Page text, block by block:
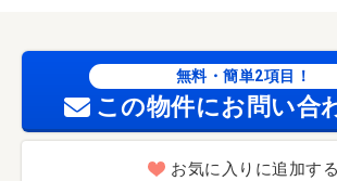
無料・簡単2項目！
この物件にお問い合
お気に入りに追加する